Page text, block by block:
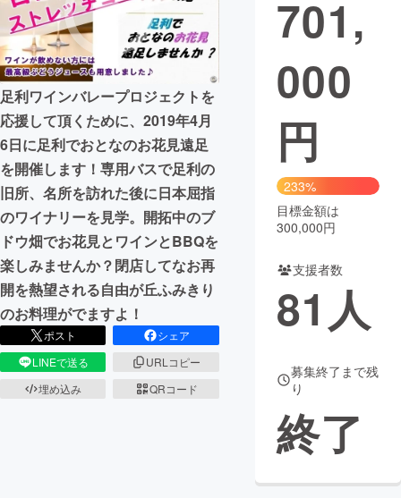
映像・映画 書籍・雑誌
ビジネス・起業 チャレンジ
まちづくり・地域活性化
CAMPFIRE for Social Good
CAMPFIRE Creation
CAMPFIREふるさと納税 machi-ya コミュニティ
足利ワインバレープロジェクトを
応援して頂くために、2019年4月
6日に足利でおとなのお花見遠足
を開催します！専用バスで足利の
旧所、名所を訪れた後に日本屈指
のワイナリーを見学。開拓中のブ
ドウ畑でお花見とワインとBBQを
楽しみませんか？閉店してなお再
開を熱望される自由が丘ふみきり
のお料理がでますよ！
ポスト
シェア
LINEで送る
URLコピー
埋め込み
QRコード
701,
000
円
233%
目標金額は
300,000円
支援者数
81 人
募集終了まで残
り
終了